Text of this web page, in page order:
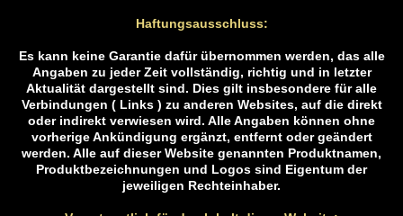
Haftungsausschluss:
Es kann keine Garantie dafür übernommen werden, das alle
Angaben zu jeder Zeit vollständig, richtig und in letzter
Aktualität dargestellt sind. Dies gilt insbesondere für alle
Verbindungen ( Links ) zu anderen Websites, auf die direkt
oder indirekt verwiesen wird. Alle Angaben können ohne
vorherige Ankündigung ergänzt, entfernt oder geändert
werden. Alle auf dieser Website genannten Produktnamen,
Produktbezeichnungen und Logos sind Eigentum der
jeweiligen Rechteinhaber.